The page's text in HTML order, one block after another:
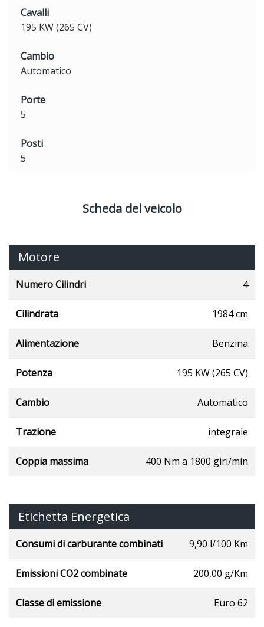
Cavalli
195 KW (265 CV)
Cambio
Automatico
Porte
5
Posti
5
Scheda del veicolo
Motore
Numero Cilindri 4
Cilindrata 1984 cm
Alimentazione Benzina
Potenza 195 KW (265 CV)
Cambio Automatico
Trazione integrale
Coppia massima 400 Nm a 1800 giri/min
Etichetta Energetica
Consumi di carburante combinati 9,90 l/100 Km
Emissioni CO2 combinate 200,00 g/Km
Classe di emissione Euro 62